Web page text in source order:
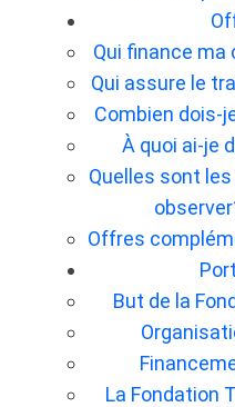
Qui finance ma
Qui assure le
Combien dois-
À quoi ai-je
Quelles sont
Offres
But de la
La Fondation